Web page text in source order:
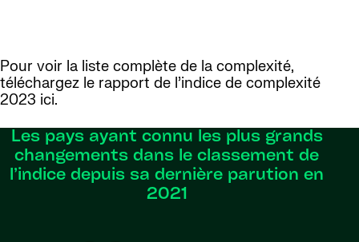
Pour voir la liste complète de la complexité,
téléchargez le rapport de l’indice de complexité
2023 ici.
Les pays ayant connu les plus grands
changements dans le classement de
l’indice depuis sa dernière parution en
2021